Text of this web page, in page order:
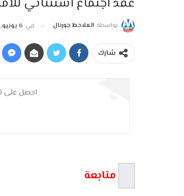
عقد اجتماع استثنائي
بواسطة الملاحظ جورنال في 6 يونيو, 2018
شارك
احصل على
متابعة